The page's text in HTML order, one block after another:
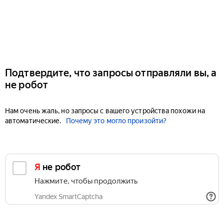
Подтвердите, что запросы отправляли вы, а
не робот
Нам очень жаль, но запросы с вашего устройства похожи на
автоматические.
Почему это могло произойти?
Я не робот
Нажмите, чтобы продолжить
Yandex SmartCaptcha